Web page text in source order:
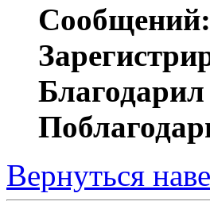
Сообщений:
Вернуться